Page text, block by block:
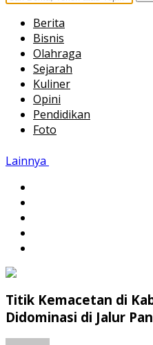
Berita
Bisnis
Olahraga
Sejarah
Kuliner
Opini
Pendidikan
Foto
Lainnya
Titik Kemacetan di
Didominasi di Jalur